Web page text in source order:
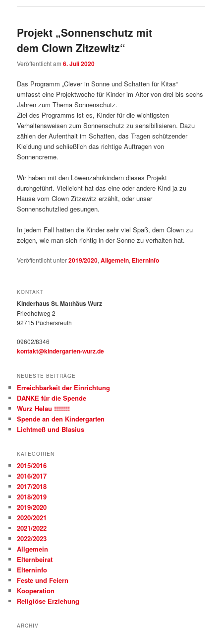
Projekt „Sonnenschutz mit
dem Clown Zitzewitz“
Veröffentlicht am6. Juli 2020
Das Programm „Clever in Sonne und Schatten für Kitas“
umfasst eine Projektwoche für Kinder im Alter von drei bis sechs
Jahren zum Thema Sonnenschutz.
Ziel des Programms ist es, Kinder für die wichtigsten
Verhaltensweisen zum Sonnenschutz zu sensibilisieren. Dazu
zählen der Aufenthalt im Schatten, das Tragen schützender
Kleidung und schließlich das richtige Auftragen von
Sonnencreme.
Wir haben mit den Löwenzahnkindern dieses Projekt
durchgeführt. Vielleicht hat das eine oder andere Kind ja zu
Hause vom Clown Zitzewitz erzählt, oder unser
Sonnenschutzlied gesungen.
In jedem Fall hatten die Kinder sehr viel Spaß, dem Clown zu
zeigen, wie man sich richtig in der Sonne zu verhalten hat.
Veröffentlicht unter2019/2020,Allgemein, Elterninfo
KONTAKT
Kinderhaus St. Matthäus Wurz
Friedhofweg 2
92715 Püchersreuth
09602/8346
kontakt@kindergarten-wurz.de
NEUESTE BEITRÄGE
Erreichbarkeit der Einrichtung
DANKE für die Spende
Wurz Helau !!!!!!!!
Spende an den Kindergarten
Lichtmeß und Blasius
KATEGORIEN
2015/2016
2016/2017
2017/2018
2018/2019
2019/2020
2020/2021
2021/2022
2022/2023
Allgemein
Elternbeirat
Elterninfo
Feste und Feiern
Kooperation
Religiöse Erziehung
ARCHIV